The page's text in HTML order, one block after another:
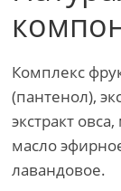
Комплекс
(пантенол),
экстракт
масло
лавандовое.